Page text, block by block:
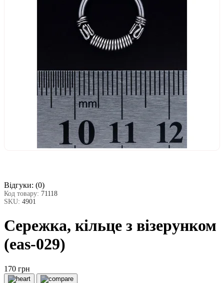
Відгуки: (0)
Код товару: 71118
SKU: 4901
Сережка, кільце з візерунком
(eas-029)
170 грн